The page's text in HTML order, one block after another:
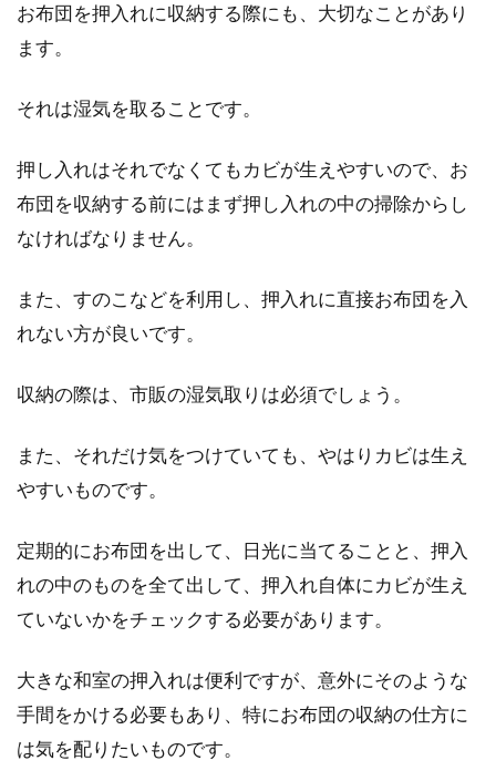
お布団を押入れに収納する際にも、大切なことがあり
ます。
それは湿気を取ることです。
押し入れはそれでなくてもカビが生えやすいので、お
布団を収納する前にはまず押し入れの中の掃除からし
なければなりません。
また、すのこなどを利用し、押入れに直接お布団を入
れない方が良いです。
収納の際は、市販の湿気取りは必須でしょう。
また、それだけ気をつけていても、やはりカビは生え
やすいものです。
定期的にお布団を出して、日光に当てることと、押入
れの中のものを全て出して、押入れ自体にカビが生え
ていないかをチェックする必要があります。
大きな和室の押入れは便利ですが、意外にそのような
手間をかける必要もあり、特にお布団の収納の仕方に
は気を配りたいものです。